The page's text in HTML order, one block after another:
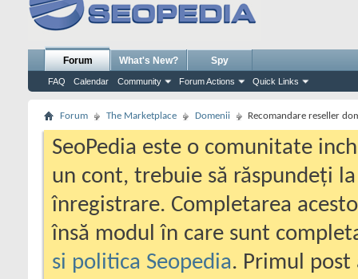
Forum
FAQ Calendar Community Forum Actions Quick Links
What's New? Spy
Forum The Marketplace Domenii Recomandare reseller
SeoPedia este o comunitate
un cont, trebuie să răspundeți
înregistrare. Completarea
însă modul în care sunt
si politica Seopedia. Primul